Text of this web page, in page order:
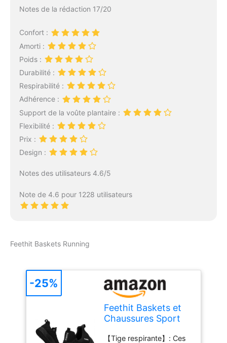
Notes de la rédaction 17/20
Confort :
Amorti :
Poids :
Durabilité :
Respirabilité :
Adhérence :
Support de la voûte plantaire :
Flexibilité :
Prix :
Design :
Notes des utilisateurs 4.6/5
Note de 4.6 pour 1228 utilisateurs
Feethit Baskets Running
Feethit Baskets et
Chaussures Sport
Tennis Course Noir
【Tige respirante】: Ces
-25%